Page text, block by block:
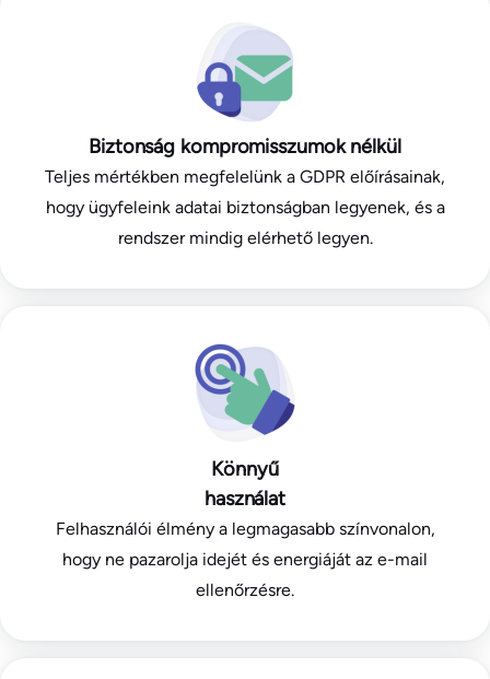
Biztonság kompromisszumok nélkül
Teljes mértékben megfelelünk a GDPR előírásainak,
hogy ügyfeleink adatai biztonságban legyenek, és a
rendszer mindig elérhető legyen.
Könnyű
használat
Felhasználói élmény a legmagasabb színvonalon,
hogy ne pazarolja idejét és energiáját az e-mail
ellenőrzésre.